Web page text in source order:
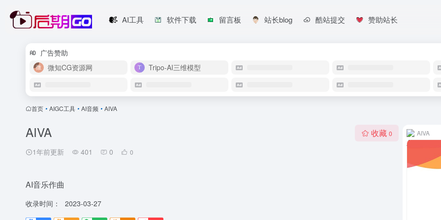
AI工具 软件下载 留言板 站长blog 酷站提交 赞助站长
广告赞助
微知CG资源网
Tripo-AI三维模型
首页 • AIGC工具 • AI音频 • AIVA
AIVA
1年前更新 401 0 0
收藏 0
AI音乐作曲
收录时间：
2023-03-27
AIVA